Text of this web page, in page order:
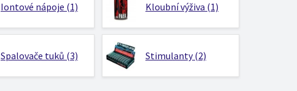
Iontové nápoje (1) Kloubní výživa (1)
Spalovače tuků (3) Stimulanty (2)